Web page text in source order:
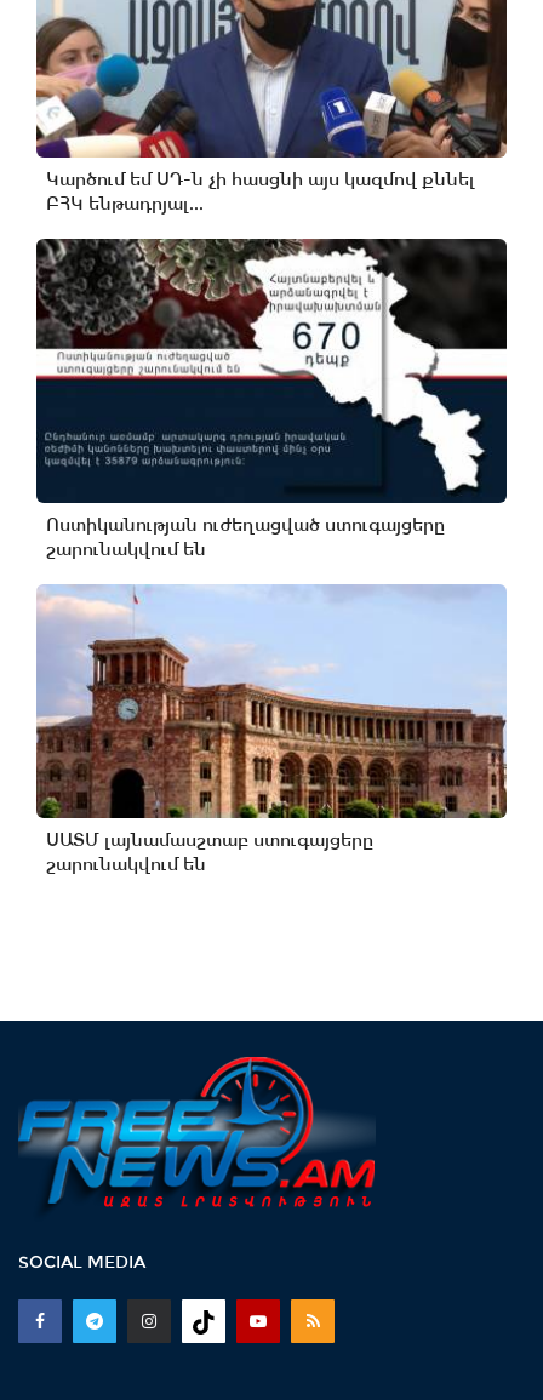
Կարծում եմ ՍԴ-ն չի հասցնի այս կազմով քննել
ԲՀԿ ենթադրյալ...
Ոստիկանության ուժեղացված ստուգայցերը
շարունակվում են
ՍԱՏՄ լայնամասշտաբ ստուգայցերը
շարունակվում են
SOCIAL MEDIA